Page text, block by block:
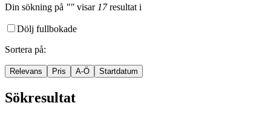
Din sökning på "" visar 17resultat i
Dölj fullbokade
Sortera på:
Relevans Pris A-Ö Startdatum
Sökresultat